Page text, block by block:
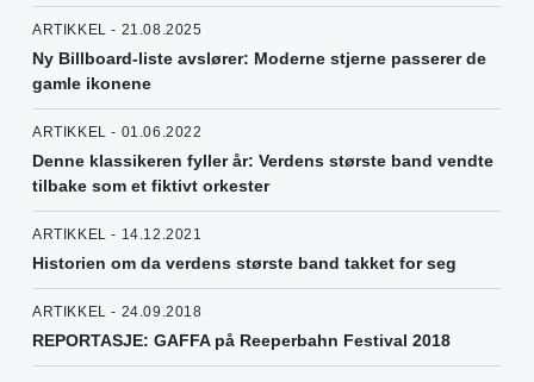
ARTIKKEL - 21.08.2025
Ny Billboard-liste avslører: Moderne stjerne passerer de
gamle ikonene
ARTIKKEL - 01.06.2022
Denne klassikeren fyller år: Verdens største band vendte
tilbake som et fiktivt orkester
ARTIKKEL - 14.12.2021
Historien om da verdens største band takket for seg
ARTIKKEL - 24.09.2018
REPORTASJE: GAFFA på Reeperbahn Festival 2018